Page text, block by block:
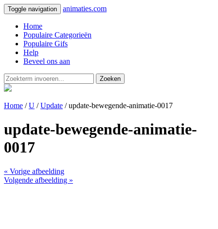
Toggle navigation animaties.com
Home
Populaire Categorieën
Populaire Gifs
Help
Beveel ons aan
Zoeken
Home /U /Update / update-bewegende-animatie-0017
update-bewegende-animatie-
0017
« Vorige afbeelding
Volgende afbeelding »